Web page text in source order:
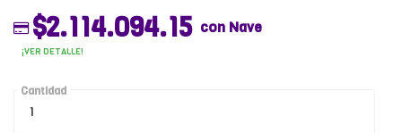
$2.114.094.15 con Nave
¡VER DETALLE!
Cantidad